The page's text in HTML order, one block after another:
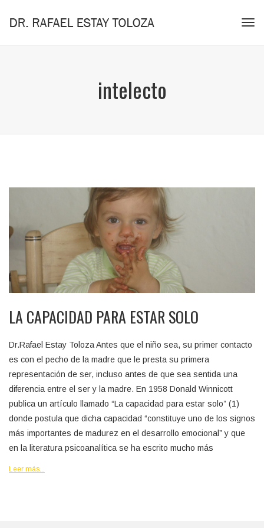
intelecto
LA CAPACIDAD PARA ESTAR SOLO
Dr.Rafael Estay Toloza Antes que el niño sea, su primer contacto
es con el pecho de la madre que le presta su primera
representación de ser, incluso antes de que sea sentida una
diferencia entre el ser y la madre. En 1958 Donald Winnicott
publica un artículo llamado “La capacidad para estar solo” (1)
donde postula que dicha capacidad “constituye uno de los signos
más importantes de madurez en el desarrollo emocional” y que
en la literatura psicoanalítica se ha escrito mucho más
Leer más...